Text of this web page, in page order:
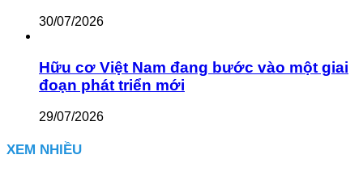
30/07/2026
Hữu cơ Việt Nam đang bước vào một giai
đoạn phát triển mới
29/07/2026
XEM NHIỀU